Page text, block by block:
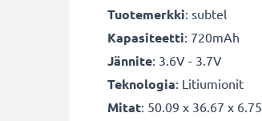
Tuotemerkki: subtel
Kapasiteetti: 720mAh
Jännite: 3.6V - 3.7V
Teknologia: Litiumionit
Mitat: 50.09 x 36.67 x